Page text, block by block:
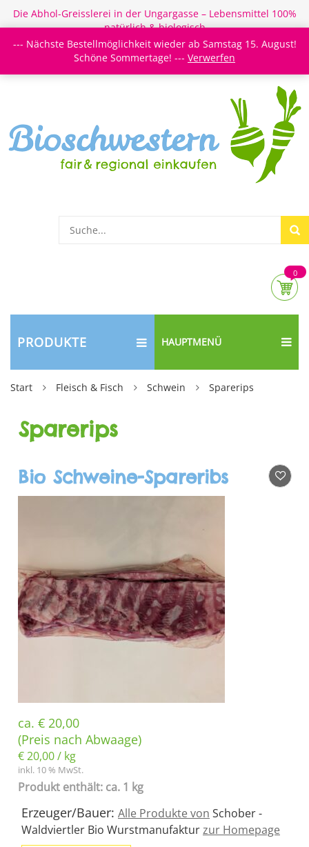
Die Abhol-Greisslerei in der Ungargasse – Lebensmittel 100%
natürlich & biologisch
Login/Register Newsletter Meine Merkzettel
0
PRODUKTE HAUPTMENÜ
Start Fleisch & Fisch Schwein Sparerips
Sparerips
Bio Schweine-Spareribs
ca. € 20,00
(Preis nach Abwaage)
€20,00/ kg
inkl. 10 % MwSt.
Produkt enthält: ca. 1 kg
Erzeuger/Bauer: Alle Produkte von Schober -
Waldviertler Bio Wurstmanufakturzur Homepage
--- Nächste Bestellmöglichkeit wieder ab Samstag 15. August!
Schöne Sommertage! --- Verwerfen